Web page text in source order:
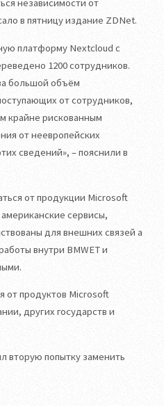
независимости от
в пятницу издание ZDNet.
платформу Nextcloud с
1200 сотрудников.
большой объём
от сотрудников,
крайне рискованным
от неевропейских
сведений», – пояснили в
от продукции Microsoft
сервисы,
для внешних связей а
внутри BMWET и
от продуктов Microsoft
других государств и
вторую попытку заменить